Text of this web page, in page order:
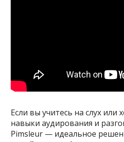
Если вы учитесь на слух или
навыки аудирования и
Pimsleur — идеальное